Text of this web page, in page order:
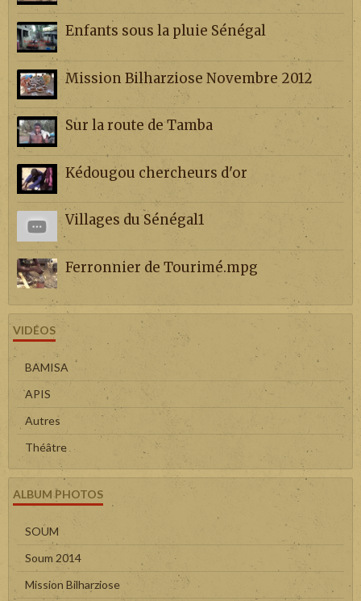
Enfants sous la pluie Sénégal
Mission Bilharziose Novembre 2012
Sur la route de Tamba
Kédougou chercheurs d'or
Villages du Sénégal1
Ferronnier de Tourimé.mpg
VIDÉOS
BAMISA
APIS
Autres
Théâtre
ALBUM PHOTOS
SOUM
Soum 2014
Mission Bilharziose